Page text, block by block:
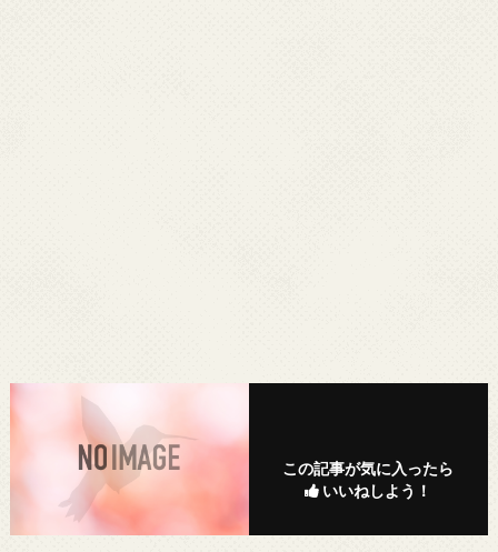
この記事が気に入ったら
いいねしよう！